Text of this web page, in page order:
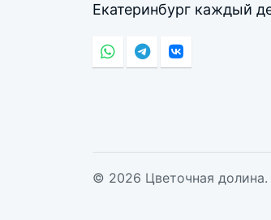
Екатеринбург каждый
© 2026 Цветочная